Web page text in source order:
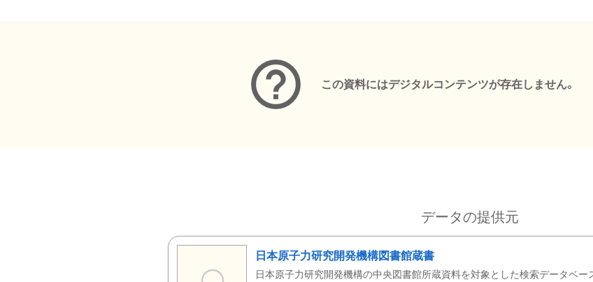
この資料にはデジタルコンテンツが存在しません。
データの提供元
日本原子力研究開発機構図書館蔵書
日本原子力研究開発機構の中央図書館所蔵資料を対象とした検索データベー